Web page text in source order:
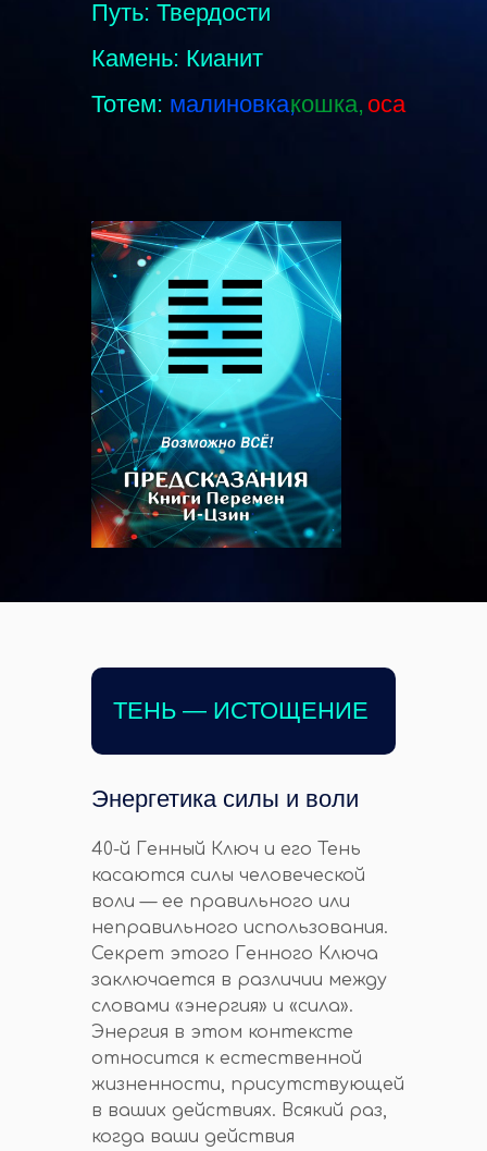
Тотем: малиновка,кошка, оса
Путь: Твердости
Камень: Кианит
ТЕНЬ — ИСТОЩЕНИЕ
40-й Генный Ключ и его Тень
касаются силы человеческой
воли — ее правильного или
неправильного использования.
Секрет этого Генного Ключа
заключается в различии между
словами «энергия» и «сила».
Энергия в этом контексте
относится к естественной
жизненности, присутствующей
в ваших действиях. Всякий раз,
когда ваши действия
Энергетика силы и воли